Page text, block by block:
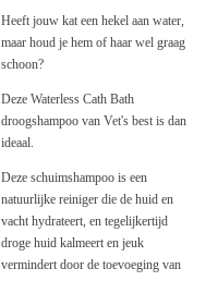
Heeft jouw kat een hekel aan water,
maar houd je hem of haar wel graag
schoon?
Deze Waterless Cath Bath
droogshampoo van Vet's best is dan
ideaal.
Deze schuimshampoo is een
natuurlijke reiniger die de huid en
vacht hydrateert, en tegelijkertijd
droge huid kalmeert en jeuk
vermindert door de toevoeging van